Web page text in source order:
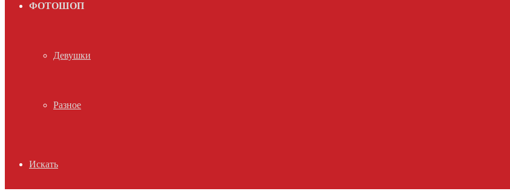
ФОТОШОП
Девушки
Разное
Искать